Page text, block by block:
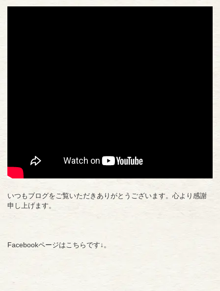
いつもブログをご覧いただきありがとうございます。心より感謝
申し上げます。
Facebookページはこちらです↓。